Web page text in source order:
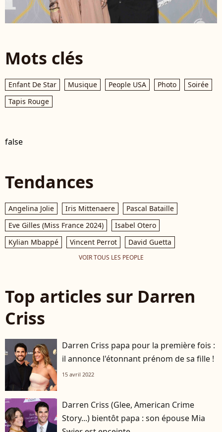
Mots clés
Enfant De Star Musique People USA Photo
Soirée
Tapis Rouge
false
Tendances
Angelina Jolie Iris Mittenaere
Pascal Bataille
Eve Gilles (Miss France 2024)
Isabel Otero
Kylian Mbappé
Vincent Perrot David Guetta
VOIR TOUS LES PEOPLE
Top articles sur Darren
Criss
Darren Criss papa pour la première fois :
il annonce l'étonnant prénom de sa fille !
15 avril 2022
Darren Criss (Glee, American Crime
Story...) bientôt papa : son épouse Mia